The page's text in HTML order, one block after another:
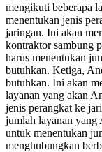
mengikuti beberapa
menentukan jenis
jaringan. Ini akan
kontraktor sambung
harus menentukan
butuhkan. Ketiga,
butuhkan. Ini akan
layanan yang akan
jenis perangkat ke
jumlah layanan yang
untuk menentukan
menghubungkan